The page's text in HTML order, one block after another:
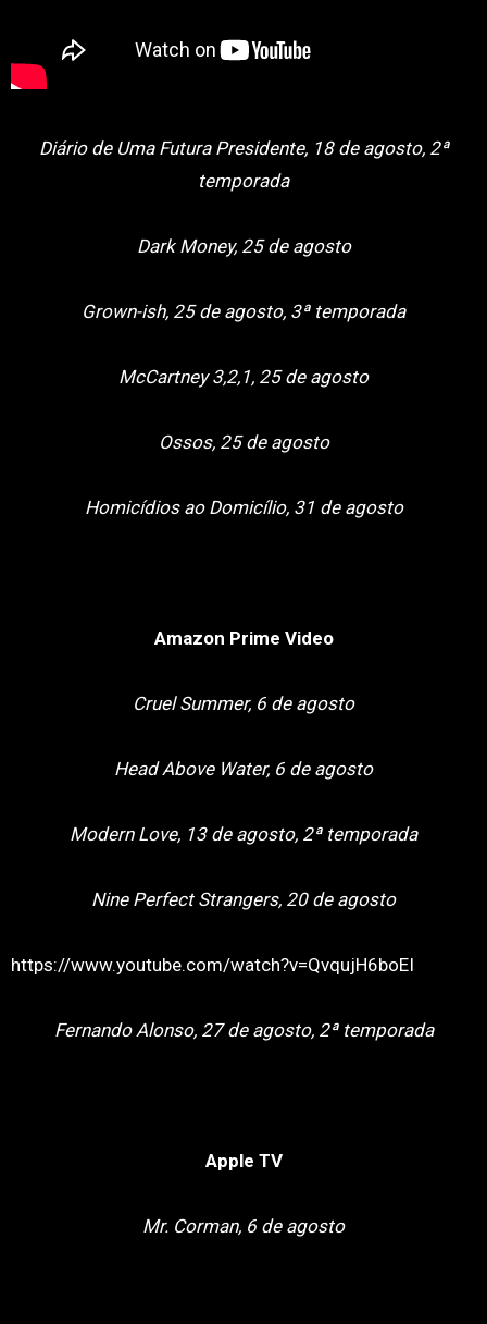
Diário de Uma Futura Presidente, 18 de agosto, 2ª
temporada
Dark Money, 25 de agosto
Grown-ish, 25 de agosto, 3ª temporada
McCartney 3,2,1, 25 de agosto
Ossos, 25 de agosto
Homicídios ao Domicílio, 31 de agosto
Amazon Prime Video
Cruel Summer, 6 de agosto
Head Above Water, 6 de agosto
Modern Love, 13 de agosto, 2ª temporada
Nine Perfect Strangers, 20 de agosto
https://www.youtube.com/watch?v=QvqujH6boEI
Fernando Alonso, 27 de agosto, 2ª temporada
Apple TV
Mr. Corman, 6 de agosto